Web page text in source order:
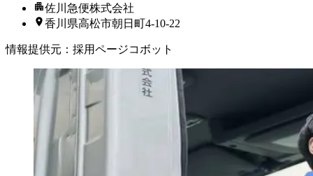
佐川急便株式会社
香川県高松市朝日町4-10-22
情報提供元 ： 採用ページコボット